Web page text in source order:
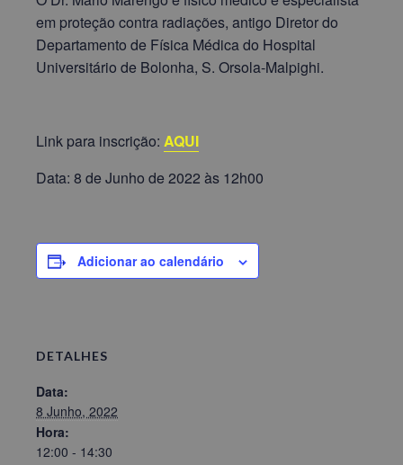
em proteção contra radiações, antigo Diretor do
Departamento de Física Médica do Hospital
Universitário de Bolonha, S. Orsola-Malpighi.
Link para inscrição: AQUI
Data: 8 de Junho de 2022 às 12h00
Adicionar ao calendário
DETALHES
Data:
8 Junho, 2022
Hora:
12:00 - 14:30